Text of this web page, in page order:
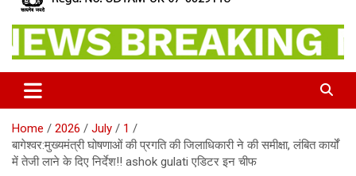
Dev Bhoomi Maya
Home 2026 July
1
बागेश्वर:मुख्यमंत्री घोषणाओं की प्रगति की जिलाधिकारी ने की समीक्षा, लंबित कार्यों
में तेजी लाने के दिए निर्देश!! ashok gulati एडिटर इन चीफ